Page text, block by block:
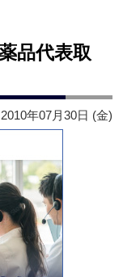
品代表取
2010年07月30日 (金)